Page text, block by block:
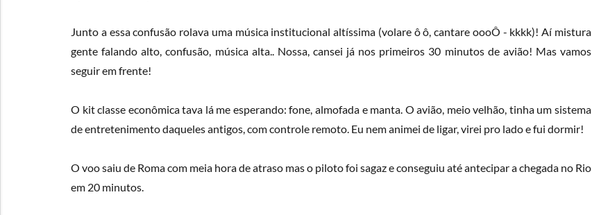
Junto a essa confusão rolava uma música institucional altíssima (volare ô ô, cantare oooÔ - kkkk)! Aí mistura
gente falando alto, confusão, música alta.. Nossa, cansei já nos primeiros 30 minutos de avião! Mas vamos
seguir em frente!
O kit classe econômica tava lá me esperando: fone, almofada e manta. O avião, meio velhão, tinha um sistema
de entretenimento daqueles antigos, com controle remoto. Eu nem animei de ligar, virei pro lado e fui dormir!
O voo saiu de Roma com meia hora de atraso mas o piloto foi sagaz e conseguiu até antecipar a chegada no Rio
em 20 minutos.